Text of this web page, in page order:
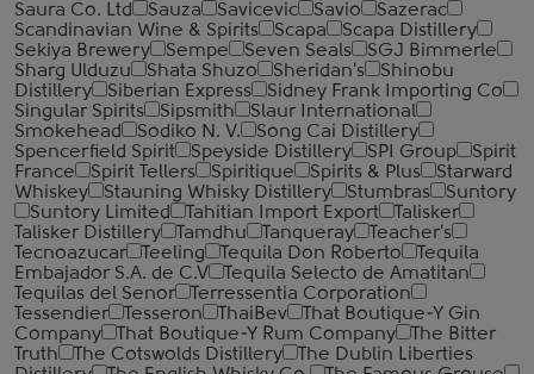
Saura Co. Ltd
Sauza Savicevic Savio
Sazerac
Scandinavian Wine & Spirits
Scapa
Scapa Distillery
Sekiya Brewery
Sempe Seven Seals
SGJ Bimmerle
Sharg Ulduzu
Shata Shuzo Sheridan's
Shinobu
Distillery
Siberian Express
Sidney Frank Importing Co
Singular Spirits
Sipsmith
Slaur International
Smokehead
Sodiko N. V.
Song Cai Distillery
Spencerfield Spirit
Speyside Distillery SPI Group
Spirit
France
Spirit Tellers Spiritique Spirits & Plus
Starward
Whiskey
Stauning Whisky Distillery Stumbras
Suntory
Suntory Limited
Tahitian Import Export
Talisker
Talisker Distillery
Tamdhu Tanqueray
Teacher's
Tecnoazucar
Teeling Tequila Don Roberto
Tequila
Embajador S.A. de C.V
Tequila Selecto de Amatitan
Tequilas del Senor
Terressentia Corporation
Tessendier
Tesseron ThaiBev
That Boutique-Y Gin
Company
That Boutique-Y Rum Company
The Bitter
Truth
The Cotswolds Distillery
The Dublin Liberties